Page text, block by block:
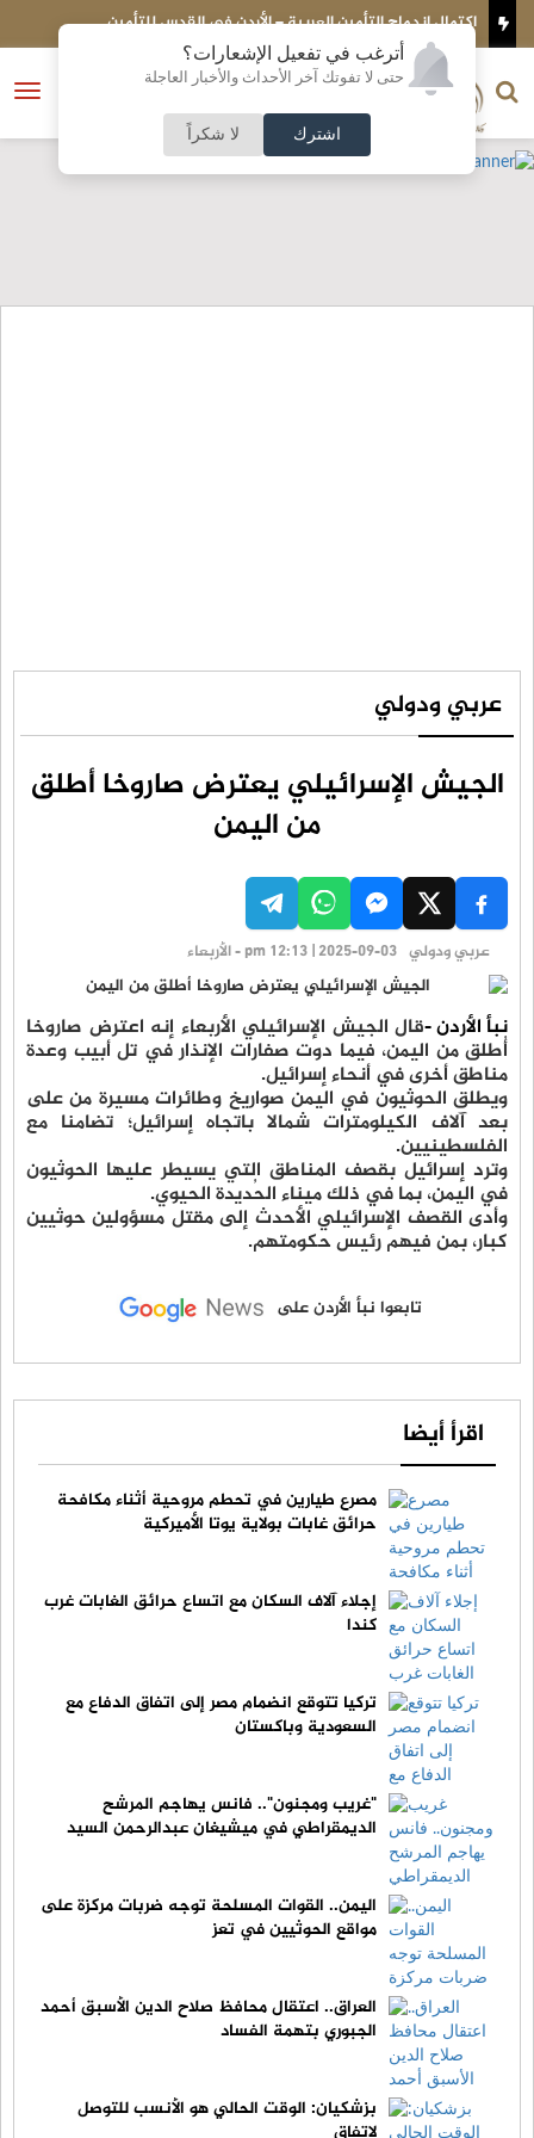
أترغب في تفعيل الإشعارات؟
حتى لا تفوتك آخر الأحداث والأخبار العاجلة
اشترك لا شكراً
اندماج التأمين العربية – الأردن في القدس للتأمين
عاجل -
مساء
فتح
الناشر و رئيس التحرير
النسخة الكاملة
عربي ودولي
الجيش الإسرائيلي يعترض صاروخا أطلق
من اليمن
عربي ودولي pm 12:13 | 2025-09-03 - الأربعاء
نبأ الأردن -قال الجيش الإسرائيلي الأربعاء إنه اعترض صاروخا
أُطلق من اليمن، فيما دوت صفارات الإنذار في تل أبيب وعدة
مناطق أخرى في أنحاء إسرائيل.
ويطلق الحوثيون في اليمن صواريخ وطائرات مسيرة من على
بعد آلاف الكيلومترات شمالا باتجاه إسرائيل؛ تضامنا مع
الفلسطينيين.
وترد إسرائيل بقصف المناطق التي يسيطر عليها الحوثيون
في اليمن، بما في ذلك ميناء الحُديدة الحيوي.
وأدى القصف الإسرائيلي الأحدث إلى مقتل مسؤولين حوثيين
كبار، بمن فيهم رئيس حكومتهم.
تابعوا نبأ الأردن على
اقرأ أيضا
مصرع طيارين في تحطم مروحية أثناء مكافحة
حرائق غابات بولاية يوتا الأميركية
إجلاء آلاف السكان مع اتساع حرائق الغابات غرب
كندا
تركيا تتوقع انضمام مصر إلى اتفاق الدفاع مع
السعودية وباكستان
"غريب ومجنون".. فانس يهاجم المرشح
الديمقراطي في ميشيغان عبدالرحمن السيد
اليمن.. القوات المسلحة توجه ضربات مركزة على
مواقع الحوثيين في تعز
العراق.. اعتقال محافظ صلاح الدين الأسبق أحمد
الجبوري بتهمة الفساد
بزشكيان: الوقت الحالي هو الأنسب للتوصل